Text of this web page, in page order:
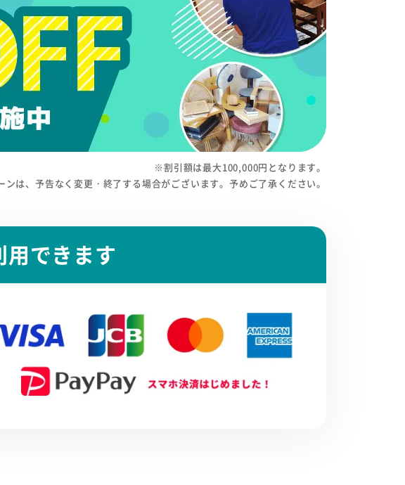
※割引額は最大100,000円となります。
は、予告なく変更・終了する場合がございます。予めご了承ください。
用できます